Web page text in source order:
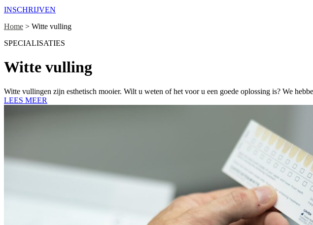
INSCHRIJVEN
Home > Witte vulling
SPECIALISATIES
Witte vulling
Witte vullingen zijn esthetisch mooier. Wilt u weten of het voor u een goede oplossing is? We
LEES MEER